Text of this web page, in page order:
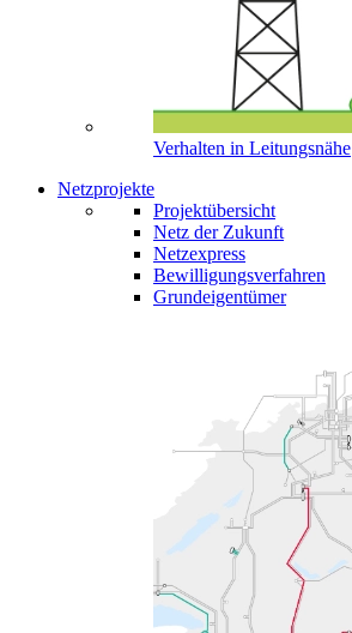
Verhalten in Leitungsnähe
Netzprojekte
Projektübersicht
Netz der Zukunft
Netzexpress
Bewilligungsverfahren
Grundeigentümer